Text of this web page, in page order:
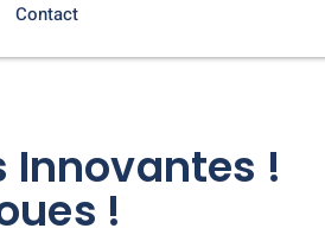
Contact
Innovantes !
!